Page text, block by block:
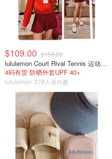
$109.00 $158.00
lululemon Court Rival Tennis 运动夹克 女士
4码有货 防晒外套UPF 40+
lululemon 278人感兴趣